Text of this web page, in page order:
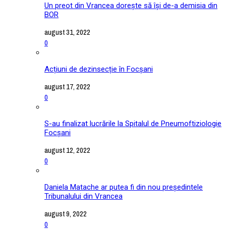
Un preot din Vrancea dorește să își de-a demisia din
BOR
august 31, 2022
0
Acțiuni de dezinsecție în Focșani
august 17, 2022
0
S-au finalizat lucrările la Spitalul de Pneumoftiziologie
Focșani
august 12, 2022
0
Daniela Matache ar putea fi din nou președintele
Tribunalului din Vrancea
august 9, 2022
0